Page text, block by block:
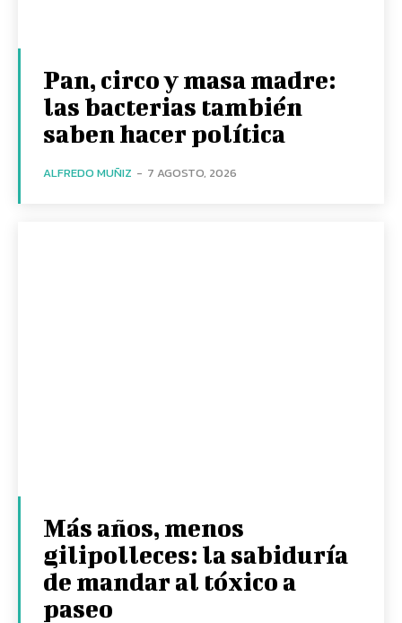
Pan, circo y masa madre:
las bacterias también
saben hacer política
ALFREDO MUÑIZ - 7 AGOSTO, 2026
Más años, menos
gilipolleces: la sabiduría
de mandar al tóxico a
paseo